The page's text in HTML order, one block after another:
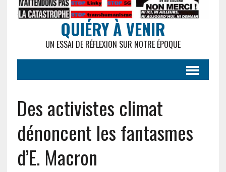
QUIÉRY À VENIR
UN ESSAI DE RÉFLEXION SUR NOTRE ÉPOQUE
Des activistes climat
dénoncent les fantasmes
d’E. Macron